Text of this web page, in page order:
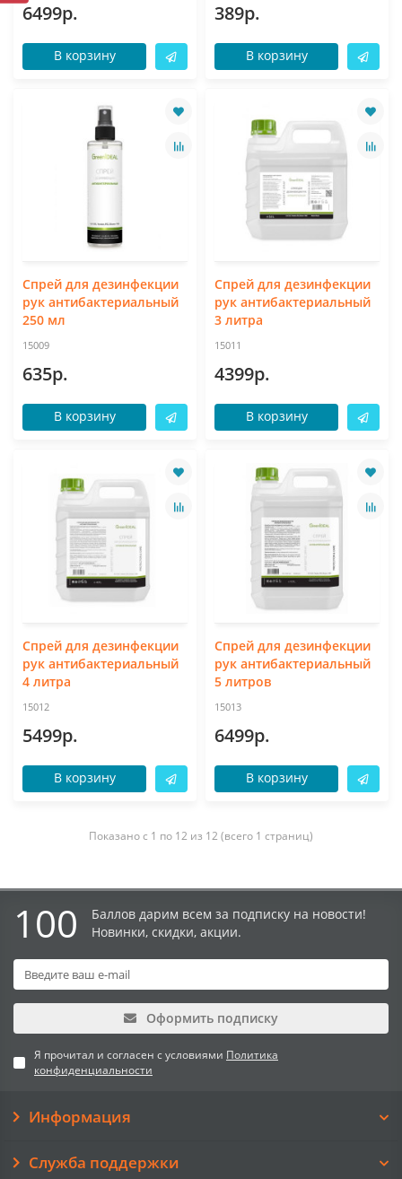
6499р.
В корзину
389р.
В корзину
Спрей для дезинфекции
рук антибактериальный
250 мл
15009
635р.
В корзину
Спрей для дезинфекции
рук антибактериальный
3 литра
15011
4399р.
В корзину
Спрей для дезинфекции
рук антибактериальный
4 литра
15012
5499р.
В корзину
Спрей для дезинфекции
рук антибактериальный
5 литров
15013
6499р.
В корзину
Показано с 1 по 12 из 12 (всего 1 страниц)
100
Баллов дарим всем за подписку на новости!
Новинки, скидки, акции.
Оформить подписку
Я прочитал и согласен с условиями Политика
конфиденциальности
Информация
Служба поддержки